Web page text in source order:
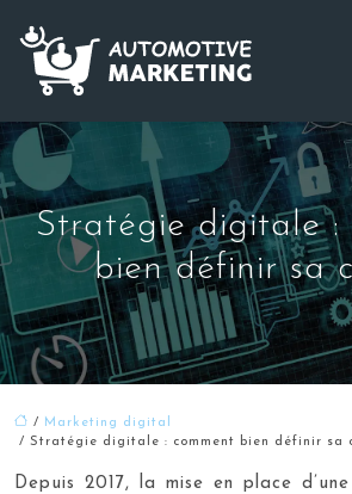
Stratégie digitale :
bien définir sa
/
Marketing digital
/ Stratégie digitale : comment bien définir sa
Depuis 2017, la mise en place